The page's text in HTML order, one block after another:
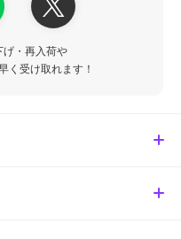
げ・再入荷や
く受け取れます！